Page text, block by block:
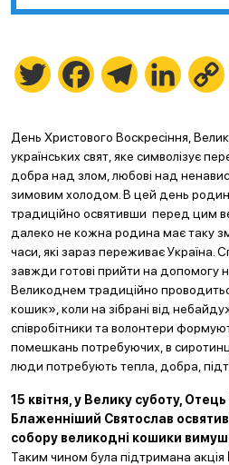
Twitter FacebookTelegramLinkedIn
День Христового Воскресіння,
українських свят, яке символізує
добра над злом, любові над
зимовим холодом. В цей день
традиційно освятивши перед цим
далеко не кожна родина має таку
часи, які зараз переживає Україна.
завжди готові прийти на допомогу
Великоднем традиційно
кошик», коли на зібрані від
співробітники та волонтери
помешкань потребуючих, в
люди потребують тепла, добра,
15 квітня, у Велику суботу,
Блаженніший Святослав
собору великодні кошики
Таким чином була підтримана акція